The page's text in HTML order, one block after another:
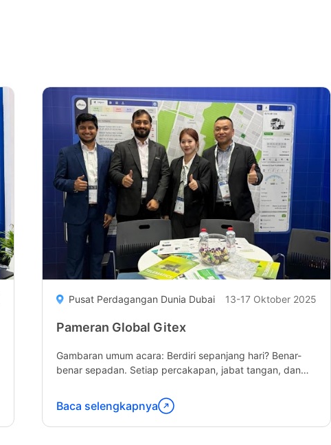
Pusat Perdagangan Dunia Dubai 13-17 Oktober 2025
Pameran Global Gitex
Gambaran umum acara: Berdiri sepanjang hari? Benar-
benar sepadan. Setiap percakapan, jabat tangan, dan
mengapa kami melakukan apa yang kami lakukan...
Lanjutkan
membaca
Baca selengkapnya